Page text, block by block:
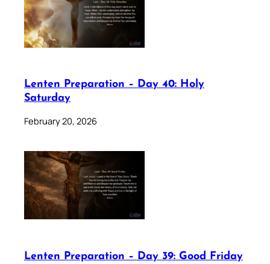
Lenten Preparation – Day 40: Holy
Saturday
February 20, 2026
Lenten Preparation – Day 39: Good Friday